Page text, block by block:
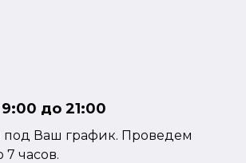
до 21:00
под Ваш график. Проведем
7 часов.